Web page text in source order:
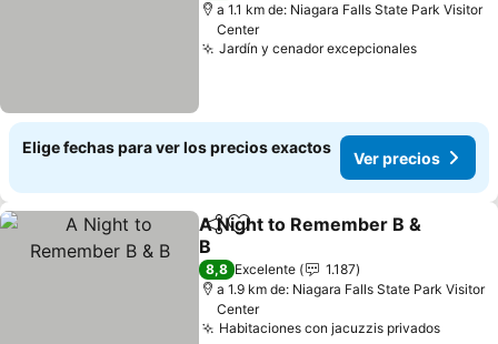
a 1.1 km de: Niagara Falls State Park Visitor
Center
Jardín y cenador excepcionalesVer
Elige fechas para ver los precios exactos
Ver precios
CompartirAgregar a favoritos
A Night to Remember B &
B
Ver precios
8,8 Excelente
1.187
a 1.9 km de: Niagara Falls State Park Visitor
Center
Habitaciones con jacuzzis privadosVer